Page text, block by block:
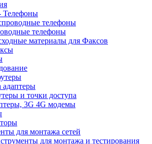
Телефоны
телефоны
телефоны
материалы для Факсов
адаптеры
и точки доступа
3G 4G модемы
для монтажа сетей
для монтажа и тестирования